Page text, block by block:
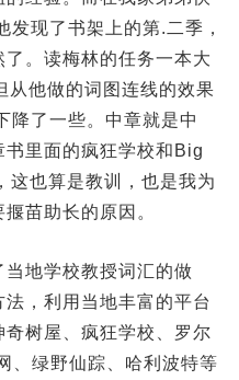
现了书架上的第.二季，
。读梅林的任务一本大
从他做的词图连线的效果
降了一些。中章就是中
里面的疯狂学校和Big
这也算是教训，也是我为
苗助长的原因。
当地学校教授词汇的做
，利用当地丰富的平台
树屋、疯狂学校、罗尔
、绿野仙踪、哈利波特等